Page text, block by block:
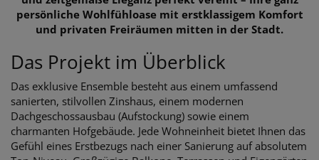
persönliche Wohlfühloase mit erstklassigem Komfort
und privaten Freiräumen mitten in der Stadt.
Das Projekt im Überblick
Das exklusive Ensemble besteht aus einem umfassend
sanierten, stilvollen Zinshaus, einem modernen
Dachgeschossausbau (Aufstockung) sowie einem
charmanten Hofgebäude. Jede Wohneinheit bietet Ihnen das
Gefühl eines Erstbezugs nach einer Sanierung auf absolutem